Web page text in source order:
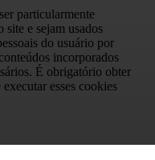
particularmente
site e sejam usados
do usuário por
incorporados
É obrigatório obter
esses cookies